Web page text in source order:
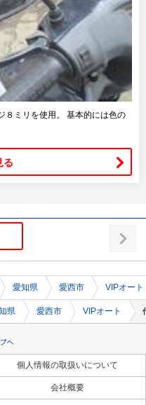
８ミリを使用。 基本的には色の
る
愛知県 愛西市 VIPオート
県 愛西市 VIPオート
個人情報の取扱いについて
会社概要